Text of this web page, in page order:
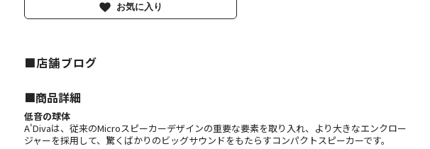
お気に入り
■店舗ブログ
■︎商品詳細
低音の球体
A'Divaは、従来のMicroスピーカーデザインの重要な要素を取り入れ、より大きなエンクロー
ジャーを採用して、驚くばかりのビッグサウンドをもたらすコンパクトスピーカーです。